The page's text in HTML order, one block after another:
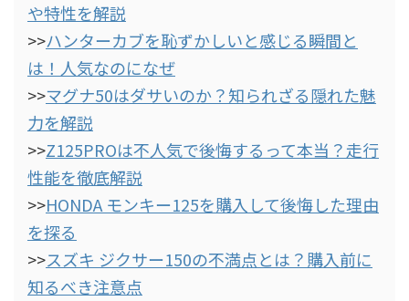
や特性を解説
>>ハンターカブを恥ずかしいと感じる瞬間と
は！人気なのになぜ
>>マグナ50はダサいのか？知られざる隠れた魅
力を解説
>>Z125PROは不人気で後悔するって本当？走行
性能を徹底解説
>>HONDA モンキー125を購入して後悔した理由
を探る
>>スズキ ジクサー150の不満点とは？購入前に
知るべき注意点